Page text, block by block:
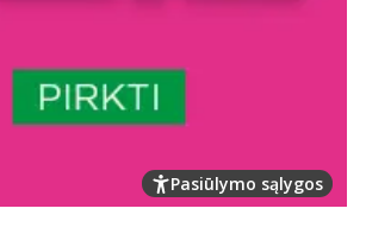
Pasiūlymo sąlygos